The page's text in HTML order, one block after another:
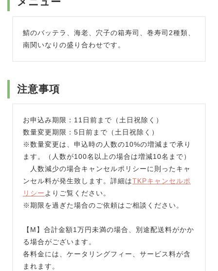
鯖のバッテラ、海老、穴子の箱寿司、巻寿司2種類、
南関いなりの盛り合わせです。
注意事項
お申込み期限：11日前まで（土日祝除く）
数量変更期限：5日前まで（土日祝除く）
※数量変更は、申込時の人数の10%の増減まで承り
ます。（人数が100名以上の場合は増減10名まで）
人数減少の場合キャンセルポリシーに則ったキャ
ンセル料が発生致します。詳細はTKPキャンセルポ
リシーよりご覧ください。
※期限を過ぎた場合のご依頼はご相談ください。
【M】合計金額1万円未満の場合、別途配送料がかか
る場合がございます。
各料金には、ケータリングフィー、サービス料が含
まれます。